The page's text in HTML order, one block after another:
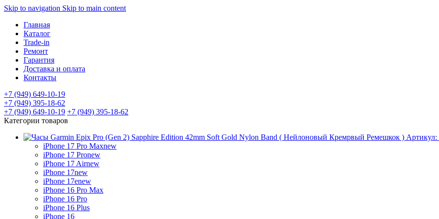
Skip to navigation Skip to main content
Главная
Каталог
Trade-in
Ремонт
Гарантия
Доставка и оплата
Контакты
+7 (949) 649-10-19
+7 (949) 395-18-62
+7 (949) 649-10-19 +7 (949) 395-18-62
Категории товаров
iPhone 17 Pro Maxnew
iPhone 17 Pronew
iPhone 17 Airnew
iPhone 17new
iPhone 17enew
iPhone 16 Pro Max
iPhone 16 Pro
iPhone 16 Plus
iPhone 16